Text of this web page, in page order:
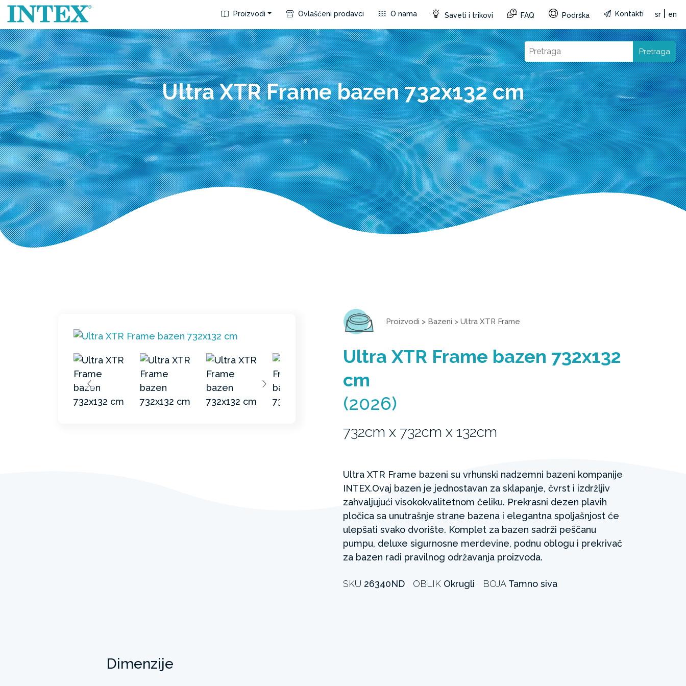
Proizvodi Ovlašćeni prodavci O nama Saveti i trikovi FAQ Podrška Kontakti sr en
Pretraga
Ultra XTR Frame bazen 732x132 cm
Proizvodi > Bazeni > Ultra XTR Frame
Ultra XTR Frame bazen 732x132
cm
(2026)
732cm x 732cm x 132cm
Ultra XTR Frame bazeni su vrhunski nadzemni bazeni kompanije
INTEX.Ovaj bazen je jednostavan za sklapanje, čvrst i izdržljiv
zahvaljujući visokokvalitetnom čeliku. Prekrasni dezen plavih
pločica sa unutrašnje strane bazena i elegantna spoljašnjost će
ulepšati svako dvorište. Komplet za bazen sadrži peščanu
pumpu, deluxe sigurnosne merdevine, podnu oblogu i prekrivač
za bazen radi pravilnog održavanja proizvoda.
SKU 26340ND OBLIK Okrugli BOJA Tamno siva
Dimenzije